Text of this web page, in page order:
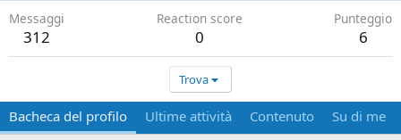
Messaggi
312
Reaction score
0
Punteggio
6
Trova
Bacheca del profilo Ultime attività Contenuto Su di me